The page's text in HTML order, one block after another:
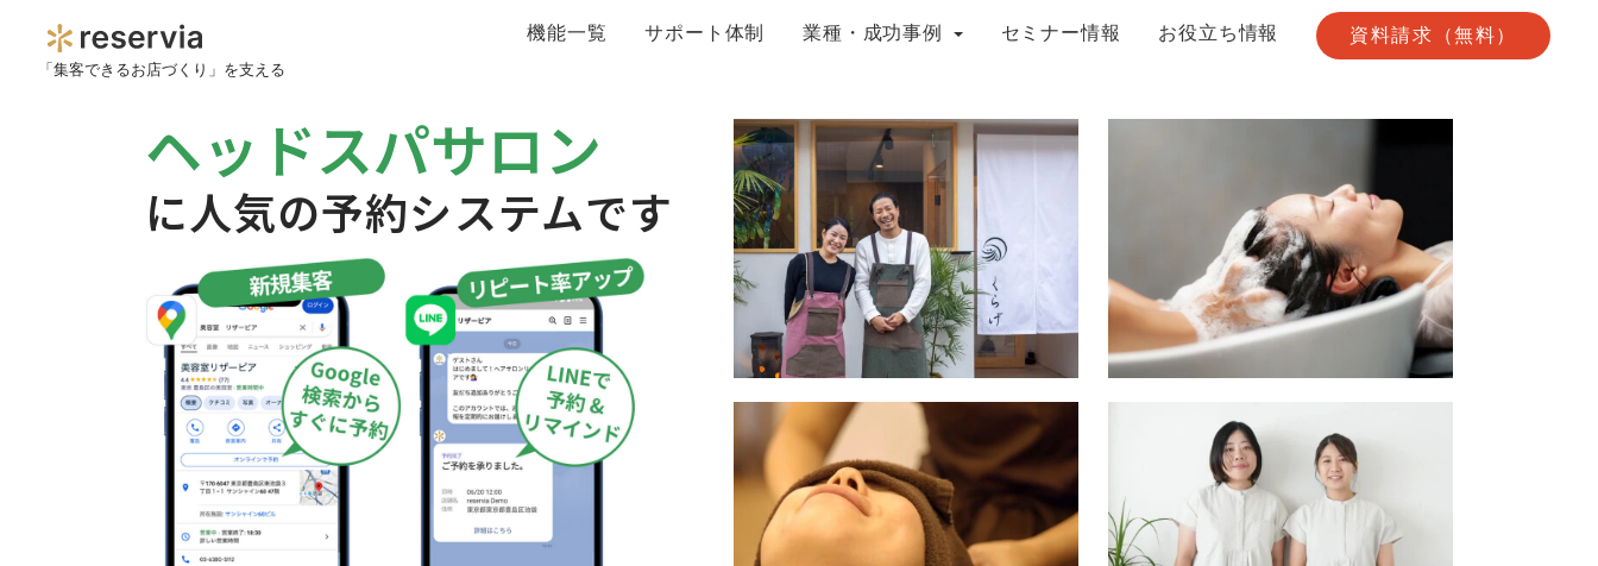
「集客できるお店づくり」を支える
機能一覧 サポート体制 業種・成功事例 セミナー情報 お役立ち情報 資料請求（無料）
ヘッドスパサロン
に人気の予約システムです